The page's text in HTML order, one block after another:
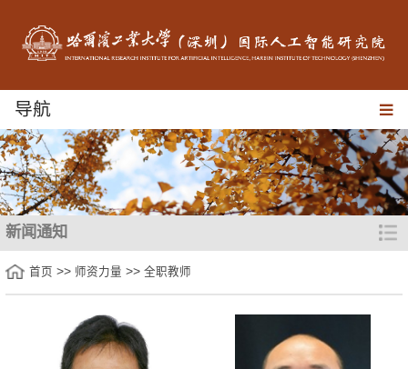
导航
新闻通知
首页 >> 师资力量 >> 全职教师